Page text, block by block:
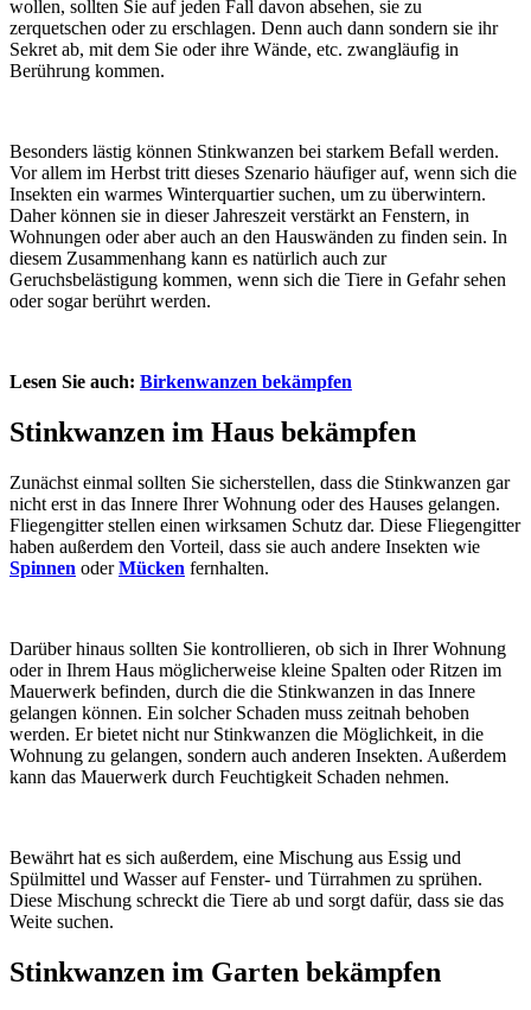
wollen, sollten Sie auf jeden Fall davon absehen, sie zu
zerquetschen oder zu erschlagen. Denn auch dann sondern sie ihr
Sekret ab, mit dem Sie oder ihre Wände, etc. zwangläufig in
Berührung kommen.
Besonders lästig können Stinkwanzen bei starkem Befall werden.
Vor allem im Herbst tritt dieses Szenario häufiger auf, wenn sich die
Insekten ein warmes Winterquartier suchen, um zu überwintern.
Daher können sie in dieser Jahreszeit verstärkt an Fenstern, in
Wohnungen oder aber auch an den Hauswänden zu finden sein. In
diesem Zusammenhang kann es natürlich auch zur
Geruchsbelästigung kommen, wenn sich die Tiere in Gefahr sehen
oder sogar berührt werden.
Lesen Sie auch: Birkenwanzen bekämpfen
Stinkwanzen im Haus bekämpfen
Zunächst einmal sollten Sie sicherstellen, dass die Stinkwanzen gar
nicht erst in das Innere Ihrer Wohnung oder des Hauses gelangen.
Fliegengitter stellen einen wirksamen Schutz dar. Diese Fliegengitter
haben außerdem den Vorteil, dass sie auch andere Insekten wie
Spinnen oderMücken fernhalten.
Darüber hinaus sollten Sie kontrollieren, ob sich in Ihrer Wohnung
oder in Ihrem Haus möglicherweise kleine Spalten oder Ritzen im
Mauerwerk befinden, durch die die Stinkwanzen in das Innere
gelangen können. Ein solcher Schaden muss zeitnah behoben
werden. Er bietet nicht nur Stinkwanzen die Möglichkeit, in die
Wohnung zu gelangen, sondern auch anderen Insekten. Außerdem
kann das Mauerwerk durch Feuchtigkeit Schaden nehmen.
Bewährt hat es sich außerdem, eine Mischung aus Essig und
Spülmittel und Wasser auf Fenster- und Türrahmen zu sprühen.
Diese Mischung schreckt die Tiere ab und sorgt dafür, dass sie das
Weite suchen.
Stinkwanzen im Garten bekämpfen